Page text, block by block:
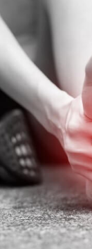
FASCITE
DOLORE